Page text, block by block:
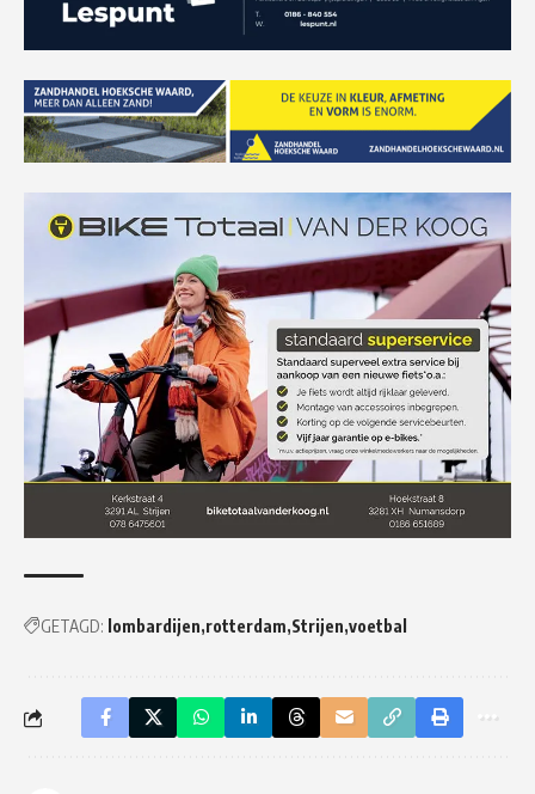
GETAGD: lombardijen rotterdam Strijen voetbal